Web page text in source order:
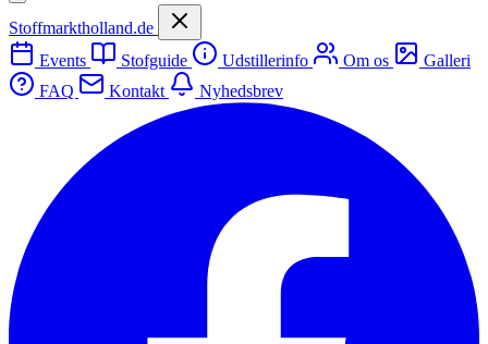
Stoffmarktholland.de
Events
Stofguide Udstillerinfo Om os
Galleri
FAQ
Kontakt Nyhedsbrev